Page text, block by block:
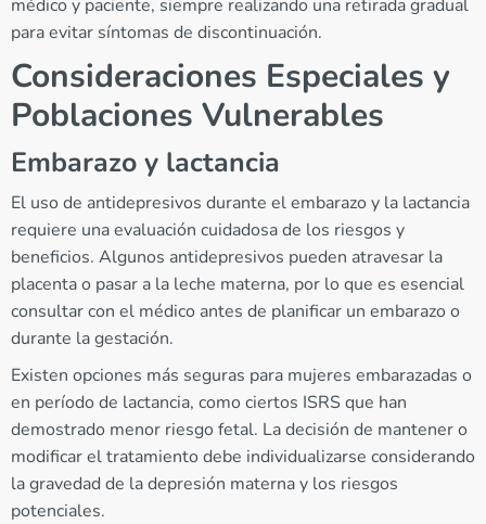
médico y paciente, siempre realizando una retirada gradual
para evitar síntomas de discontinuación.
Consideraciones Especiales y
Poblaciones Vulnerables
Embarazo y lactancia
El uso de antidepresivos durante el embarazo y la lactancia
requiere una evaluación cuidadosa de los riesgos y
beneficios. Algunos antidepresivos pueden atravesar la
placenta o pasar a la leche materna, por lo que es esencial
consultar con el médico antes de planificar un embarazo o
durante la gestación.
Existen opciones más seguras para mujeres embarazadas o
en período de lactancia, como ciertos ISRS que han
demostrado menor riesgo fetal. La decisión de mantener o
modificar el tratamiento debe individualizarse considerando
la gravedad de la depresión materna y los riesgos
potenciales.